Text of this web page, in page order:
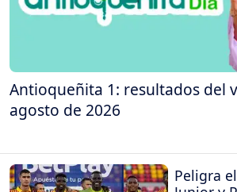
Antioqueñita 1: resultados del
agosto de 2026
Peligra